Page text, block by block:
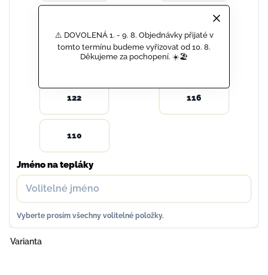
⚠️ DOVOLENÁ 1. - 9. 8. Objednávky přijaté v
tomto termínu budeme vyřizovat od 10. 8.
Děkujeme za pochopení. ☀️🏖️
134 128
122 116
110
Jméno na tepláky
Vyberte prosím všechny volitelné položky.
Varianta